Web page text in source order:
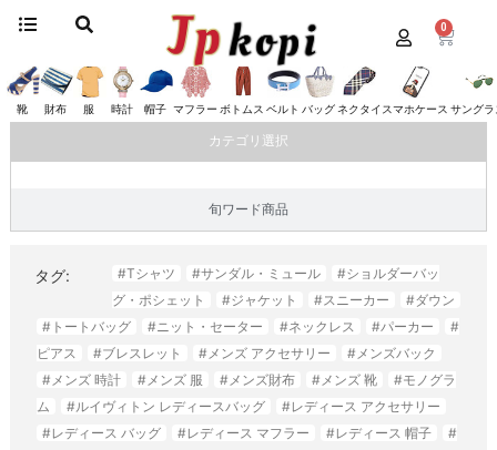
0
靴 財布 服 時計 帽子 マフラー ボトムス ベルト バッグネクタイ スマホケース サング
/ “#ダウン”にタグ付けされた商品
#ダウン
カテゴリ選択
旬ワード商品
タグ: #Tシャツ #サンダル・ミュール
#ショルダーバッ
グ・ポシェット
#ジャケット #スニーカー
#ダウン
#トートバッグ
#ニット・セーター #ネックレス #パーカー
#
ピアス
#ブレスレット #メンズ アクセサリー
#メンズバック
#メンズ 時計
#メンズ 服 #メンズ財布 #メンズ 靴
#モノグラ
ム
#ルイヴィトン レディースバッグ
#レディース アクセサリー
#レディース バッグ
#レディース マフラー #レディース 帽子
#